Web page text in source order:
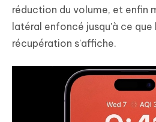
réduction du volume, et enfin
latéral enfoncé jusqu'à ce
récupération s'affiche.